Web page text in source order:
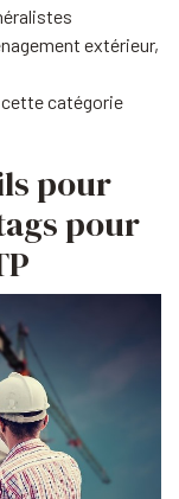
extérieur,
cette catégorie
pour
pour